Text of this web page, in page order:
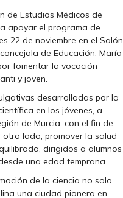
de Estudios Médicos de
apoyar el programa de
22 de noviembre en el Salón
de Educación, María
fomentar la vocación
y joven.
desarrolladas por la
en los jóvenes, a
de Murcia, con el fin de
otro lado, promover la salud
dirigidos a alumnos
una edad temprana.
de la ciencia no solo
una ciudad pionera en